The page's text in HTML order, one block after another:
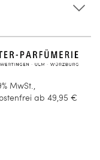
MwSt.,
ab 49,95 €